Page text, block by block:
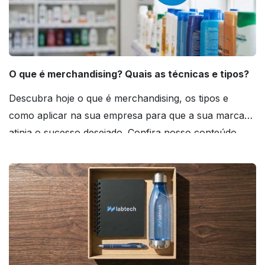
O que é merchandising? Quais as técnicas e tipos?
Descubra hoje o que é merchandising, os tipos e
como aplicar na sua empresa para que a sua marca
atinja o sucesso desejado. Confira nosso conteúdo